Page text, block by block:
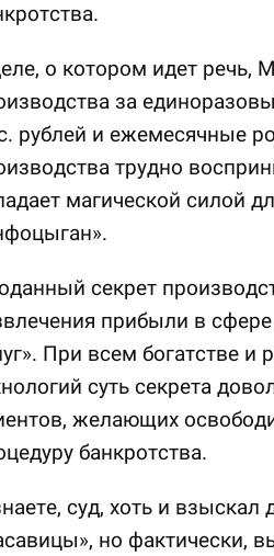
о котором идет речь,
за
рублей и ежемесячные
трудно
магической силой
секрет
прибыли в
При всем богатстве и
суть секрета
желающих
банкротства.
суд, хоть и взыскал
но фактически,